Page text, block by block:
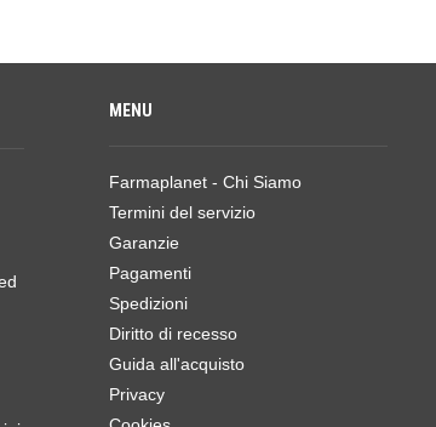
MENU
Farmaplanet - Chi Siamo
Termini del servizio
Garanzie
Pagamenti
Spedizioni
Diritto di recesso
Guida all'acquisto
Privacy